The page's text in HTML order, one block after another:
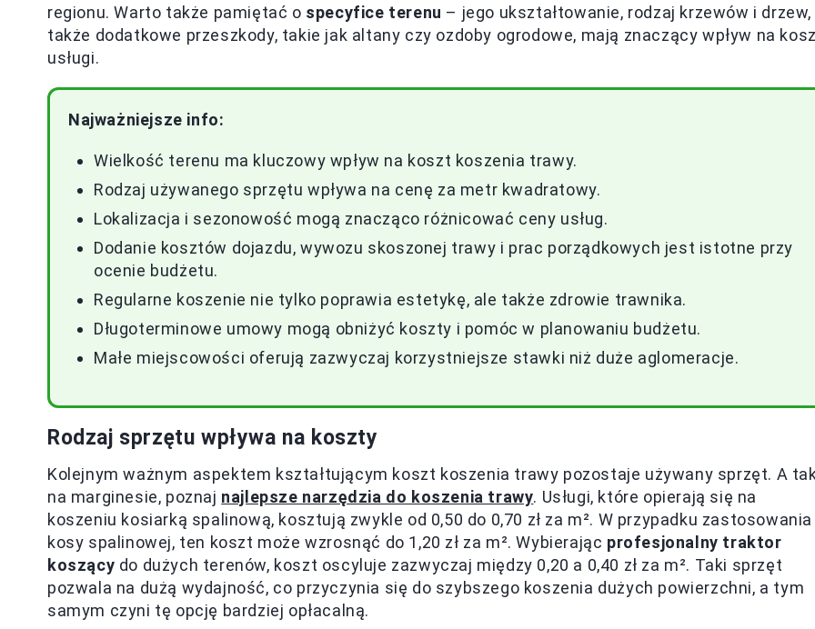
regionu. Warto także pamiętać o specyfice terenu – jego ukształtowanie, rodzaj krzewów i drzew,
także dodatkowe przeszkody, takie jak altany czy ozdoby ogrodowe, mają znaczący wpływ na
usługi.
Najważniejsze info:
Wielkość terenu ma kluczowy wpływ na koszt koszenia trawy.
Rodzaj używanego sprzętu wpływa na cenę za metr kwadratowy.
Lokalizacja i sezonowość mogą znacząco różnicować ceny usług.
Dodanie kosztów dojazdu, wywozu skoszonej trawy i prac porządkowych jest istotne przy
ocenie budżetu.
Regularne koszenie nie tylko poprawia estetykę, ale także zdrowie trawnika.
Długoterminowe umowy mogą obniżyć koszty i pomóc w planowaniu budżetu.
Małe miejscowości oferują zazwyczaj korzystniejsze stawki niż duże aglomeracje.
Rodzaj sprzętu wpływa na koszty
Kolejnym ważnym aspektem kształtującym koszt koszenia trawy pozostaje używany sprzęt. A
na marginesie, poznaj najlepsze narzędzia do koszenia trawy. Usługi, które opierają się na
koszeniu kosiarką spalinową, kosztują zwykle od 0,50 do 0,70 zł za m². W przypadku zastosowania
kosy spalinowej, ten koszt może wzrosnąć do 1,20 zł za m². Wybierając profesjonalny traktor
koszący do dużych terenów, koszt oscyluje zazwyczaj między 0,20 a 0,40 zł za m². Taki sprzęt
pozwala na dużą wydajność, co przyczynia się do szybszego koszenia dużych powierzchni, a tym
samym czyni tę opcję bardziej opłacalną.